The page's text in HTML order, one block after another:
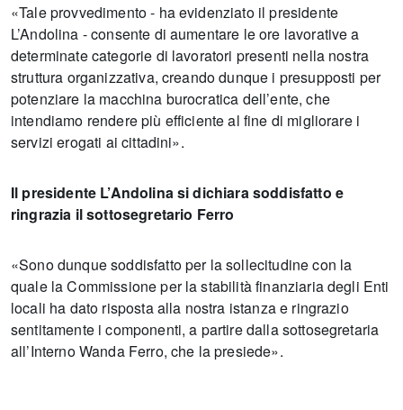
«Tale provvedimento - ha evidenziato il presidente
L’Andolina - consente di aumentare le ore lavorative a
determinate categorie di lavoratori presenti nella nostra
struttura organizzativa, creando dunque i presupposti per
potenziare la macchina burocratica dell’ente, che
intendiamo rendere più efficiente al fine di migliorare i
servizi erogati ai cittadini».
Il presidente L’Andolina si dichiara soddisfatto e
ringrazia il sottosegretario Ferro
«Sono dunque soddisfatto per la sollecitudine con la
quale la Commissione per la stabilità finanziaria degli Enti
locali ha dato risposta alla nostra istanza e ringrazio
sentitamente i componenti, a partire dalla sottosegretaria
all’Interno Wanda Ferro, che la presiede».